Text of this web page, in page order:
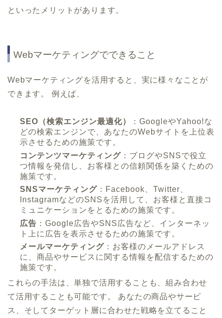
といったメリットがあります。
Webマーケティングでできること
Webマーケティングを活用すると、実に様々なことが
できます。 例えば、
SEO（検索エンジン最適化）
：GoogleやYahoo!な
どの検索エンジンで、あなたのWebサイトを上位表
示させるための施策です。
コンテンツマーケティング ：ブログやSNSで役立
つ情報を発信し、お客様との信頼関係を築くための
施策です。
SNSマーケティング ：Facebook、Twitter、
InstagramなどのSNSを活用して、お客様と直接コ
ミュニケーションをとるための施策です。
広告 ：Google広告やSNS広告など、インターネッ
ト上に広告を表示させるための施策です。
メールマーケティング ：お客様のメールアドレス
に、商品やサービスに関する情報を配信するための
施策です。
これらの手法は、単独で活用することも、組み合わせ
て活用することも可能です。 あなたの商品やサービ
ス、そしてターゲット層に合わせた戦略を立てること